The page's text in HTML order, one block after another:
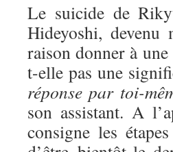
Le suicide de
Hideyoshi,
raison donner à
t-elle pas une
réponse par toi-
son assistant. A
consigne les